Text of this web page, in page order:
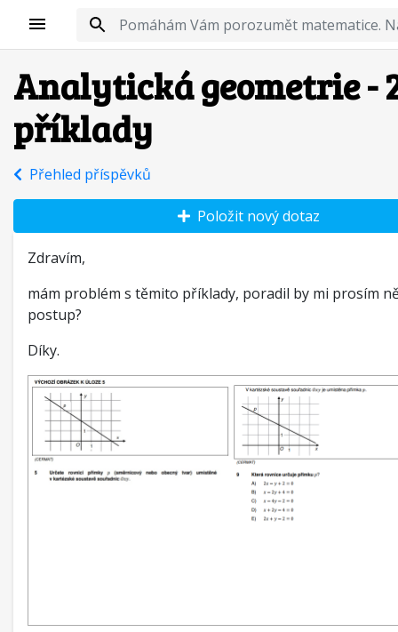
Analytická geometrie -
příklady
Přehled příspěvků
Zdravím,
mám problém s těmito příklady, poradil by mi prosím
postup?
Díky.
Položit nový dotaz